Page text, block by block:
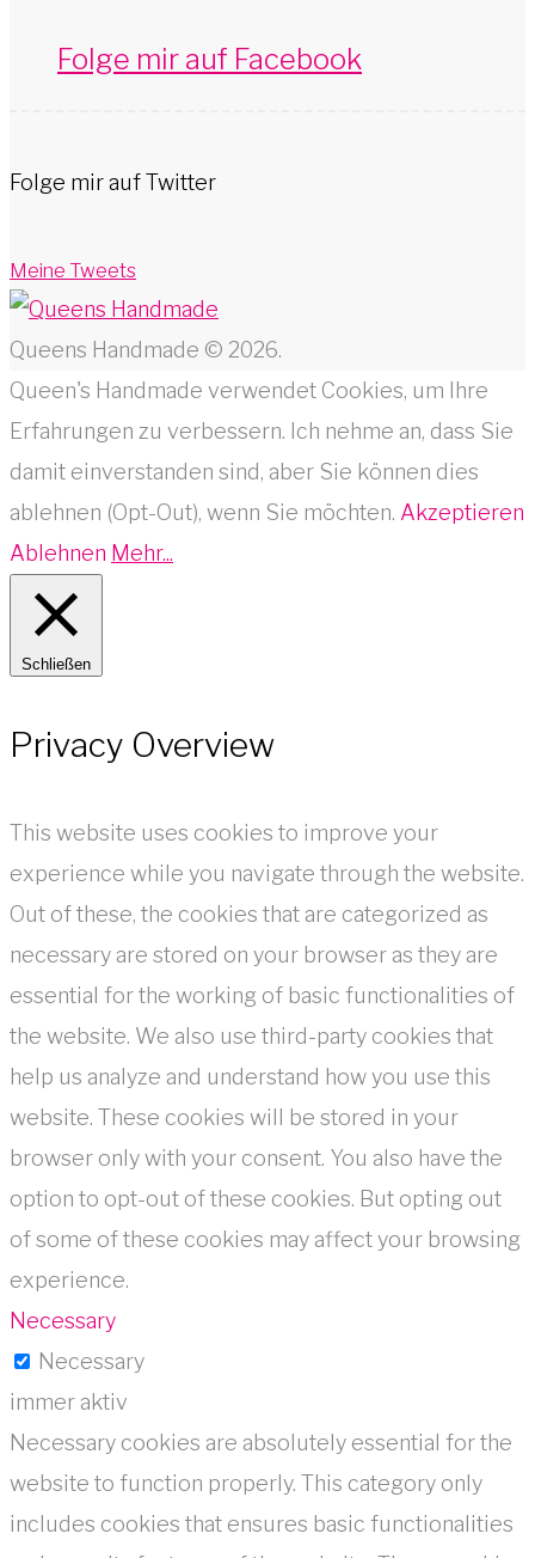
Folge mir auf Facebook
Folge mir auf Twitter
Meine Tweets
Queens Handmade © 2026.
Queen's Handmade verwendet Cookies, um Ihre
Erfahrungen zu verbessern. Ich nehme an, dass Sie
damit einverstanden sind, aber Sie können dies
ablehnen (Opt-Out), wenn Sie möchten. Akzeptieren
Ablehnen Mehr...
Schließen
Privacy Overview
This website uses cookies to improve your
experience while you navigate through the website.
Out of these, the cookies that are categorized as
necessary are stored on your browser as they are
essential for the working of basic functionalities of
the website. We also use third-party cookies that
help us analyze and understand how you use this
website. These cookies will be stored in your
browser only with your consent. You also have the
option to opt-out of these cookies. But opting out
of some of these cookies may affect your browsing
experience.
Necessary
Necessary
immer aktiv
Necessary cookies are absolutely essential for the
website to function properly. This category only
includes cookies that ensures basic functionalities